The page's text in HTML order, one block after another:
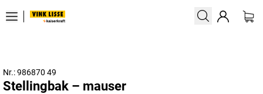
Nr.: 986870 49
Stellingbak – mauser